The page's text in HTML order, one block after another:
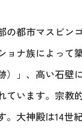
の都市マスビン
ョナ族によって
）」、高い石壁
ています。宗教
。大神殿は14世